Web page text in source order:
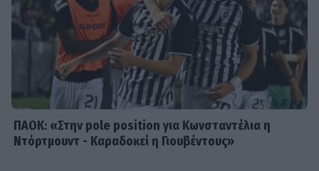
Η «άλλη» Νάουσα της Σταματίνας
Τσιμτσιλή! Παράδοση, πίστη και
ξεχωριστές στιγμές στην Πάρο
ΠΑΟΚ: «Στην pole position για Κωνσταντέλια η
Ντόρτμουντ - Καραδοκεί η Γιουβέντους»